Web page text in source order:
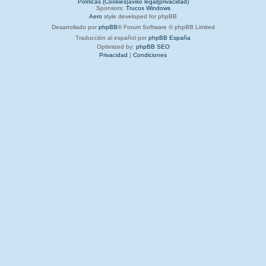
Sponsors: Trucos Windows
Aero style developed for phpBB
Desarrollado por phpBB® Forum Software © phpBB Limited
Traducción al español por phpBB España
Optimized by: phpBB SEO
Privacidad | Condiciones